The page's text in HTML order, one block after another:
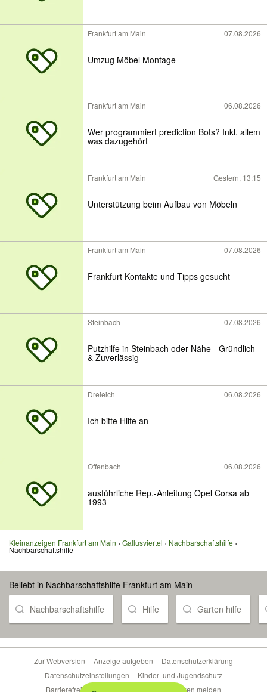
Frankfurt am Main 07.08.2026
Umzug Möbel Montage
Frankfurt am Main 06.08.2026
Wer programmiert prediction Bots? Inkl. allem
was dazugehört
Frankfurt am Main Gestern, 13:15
Unterstützung beim Aufbau von Möbeln
Frankfurt am Main 07.08.2026
Frankfurt Kontakte und Tipps gesucht
Steinbach 07.08.2026
Putzhilfe in Steinbach oder Nähe - Gründlich
& Zuverlässig
Dreieich 06.08.2026
Ich bitte Hilfe an
Offenbach 06.08.2026
ausführliche Rep.-Anleitung Opel Corsa ab
1993
Kleinanzeigen Frankfurt am Main Gallusviertel Nachbarschaftshilfe
Nachbarschaftshilfe
Beliebt in Nachbarschaftshilfe Frankfurt am Main
Nachbarschaftshilfe Hilfe Garten hilfe
Zur Webversion Anzeige aufgeben
Datenschutzerklärung
Datenschutzeinstellungen
Kinder- und Jugendschutz
Barrierefreiheitserklärung
Sicherheitslücken melden